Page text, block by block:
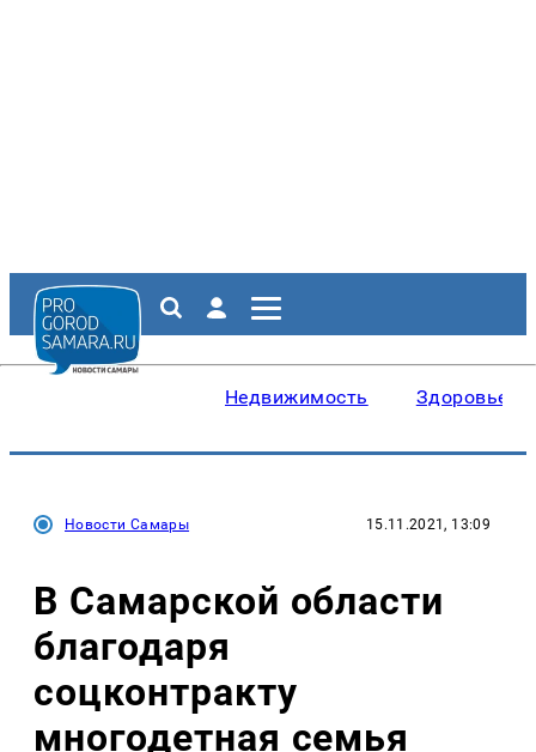
Недвижимость Здоровье
Новости Самары 15.11.2021, 13:09
В Самарской области
благодаря
соцконтракту
многодетная семья